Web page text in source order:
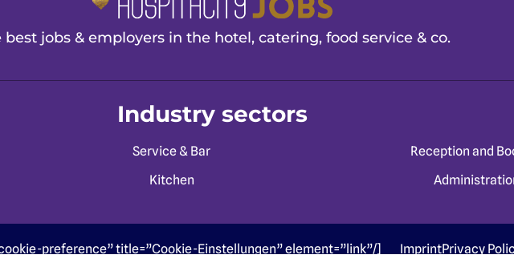
best jobs & employers in the hotel, catering, food service & co.
Industry sectors
Service & Bar
Kitchen
Reception and
preference” title=”Cookie-Einstellungen” element=”link”/] ImprintPrivacy